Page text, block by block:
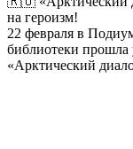
на героизм!
22 февраля в
библиотеки прошла
«Арктический